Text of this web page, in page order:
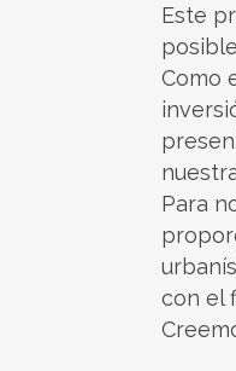
Este
Como
Para
con el